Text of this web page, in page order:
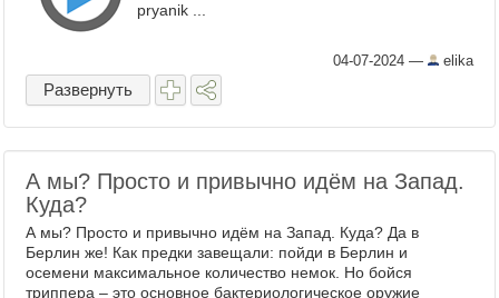
pryanik ...
04-07-2024 — elika
Развернуть
А мы? Просто и привычно идём на Запад.
Куда?
А мы? Просто и привычно идём на Запад. Куда? Да в
Берлин же! Как предки завещали: пойди в Берлин и
осемени максимальное количество немок. Но бойся
триппера – это основное бактериологическое оружие